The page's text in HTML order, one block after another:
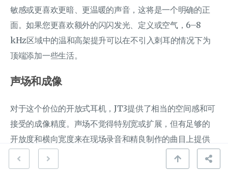
敏感或更喜欢更暗、更温暖的声音，这将是一个明确的正
面。如果您更喜欢额外的闪闪发光、定义或空气，6–8
kHz区域中的温和高架提升可以在不引入刺耳的情况下为
顶端添加一些生活。
声场和成像
对于这个价位的开放式耳机，JT3提供了相当的空间感和可
接受的成像精度。声场不觉得特别宽或扩展，但有足够的
开放度和横向宽度来在现场录音和精良制作的曲目上提供
令人信服的呈现。中心成像对于班级来说稳定足够，尽管
温暖和放松的高频可以使精确的乐器放置相对更中立的替